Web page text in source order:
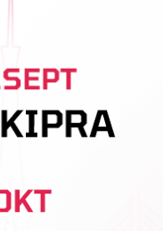
Herve Kouadio